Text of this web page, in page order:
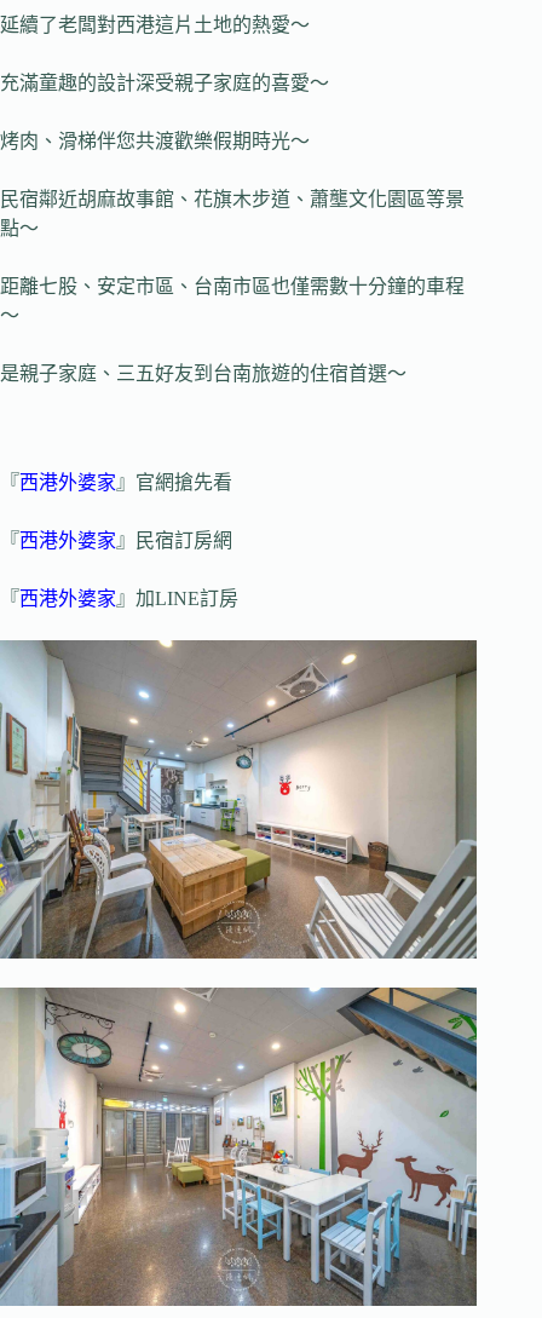
延續了老闆對西港這片土地的熱愛～
充滿童趣的設計深受親子家庭的喜愛～
烤肉、滑梯伴您共渡歡樂假期時光～
民宿鄰近胡麻故事館、花旗木步道、蕭壟文化園區等景
點～
距離七股、安定市區、台南市區也僅需數十分鐘的車程
～
是親子家庭、三五好友到台南旅遊的住宿首選～
『 西港外婆家』官網搶先看
『 西港外婆家』民宿訂房網
『 西港外婆家』加LINE訂房